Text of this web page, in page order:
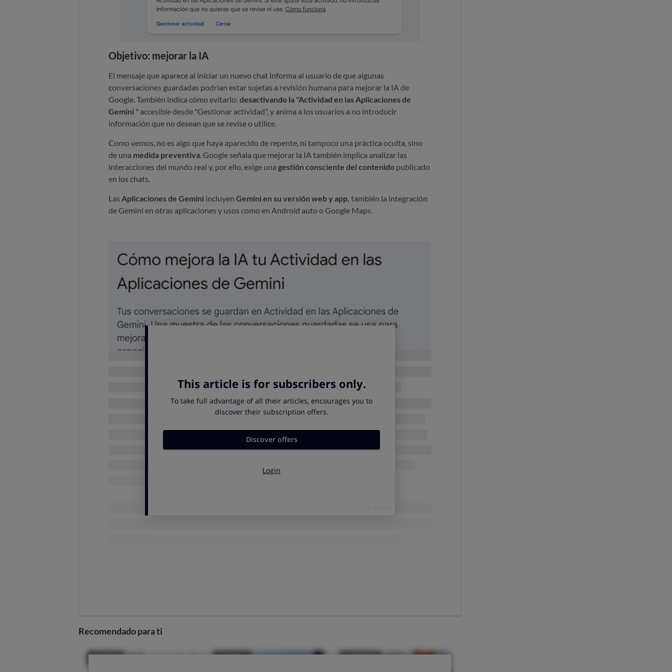
Objetivo: mejorar la IA
El mensaje que aparece al iniciar un nuevo chat informa al usuario de que algunas
conversaciones guardadas podrían estar sujetas a revisión humana para mejorar la IA de
Google. También indica cómo evitarlo: desactivando la "Actividad en las Aplicaciones de
Gemini" accesible desde "Gestionar actividad", y anima a los usuarios a no introducir
información que no desean que se revise o utilice.
Como vemos, no es algo que haya aparecido de repente, ni tampoco una práctica oculta, sino
de una medida preventiva. Google señala que mejorar la IA también implica analizar las
interacciones del mundo real y, por ello, exige una gestión consciente del contenidopublicado
en los chats.
Las Aplicaciones de Geminiincluyen Gemini en su versión web y app, también la integración
de Gemini en otras aplicaciones y usos como en Android auto o Google Maps.
Cómo y por qué se leen los chats
Recomendado para ti